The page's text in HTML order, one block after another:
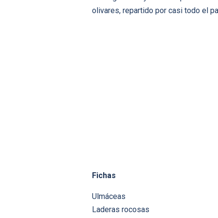
olivares, repartido por casi todo el
Fichas
Ulmáceas
Laderas rocosas